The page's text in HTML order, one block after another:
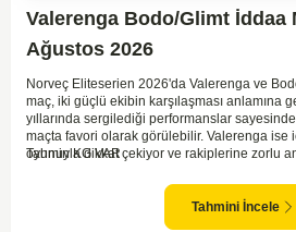
Valerenga Bodo/Glimt İddaa
Ağustos 2026
Norveç Eliteserien 2026'da Valerenga ve
maç, iki güçlü ekibin karşılaşması anlamına
yıllarında sergilediği performanslar
maçta favori olarak görülebilir. Valerenga ise
oyunuyla dikkat çekiyor ve rakiplerine zorlu
karşılaşmalara tanık olabiliyoruz. Taraftar
sahasında etkili performans sergileyen
gol bulmakta zorlanmayabilir. Aynı şekilde,
Tahmin KG VAR
Tahmini İncele